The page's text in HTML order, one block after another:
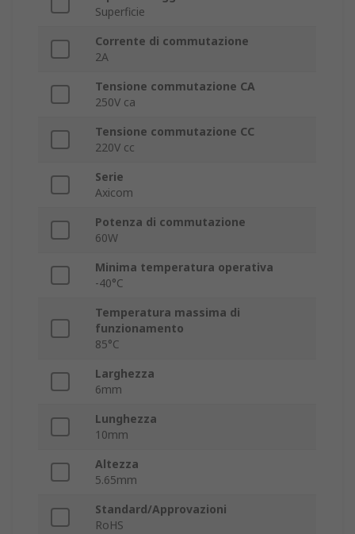
Superficie
Corrente di commutazione
2A
Tensione commutazione CA
250V ca
Tensione commutazione CC
220V cc
Serie
Axicom
Potenza di commutazione
60W
Minima temperatura operativa
-40°C
Temperatura massima di
funzionamento
85°C
Larghezza
6mm
Lunghezza
10mm
Altezza
5.65mm
Standard/Approvazioni
RoHS